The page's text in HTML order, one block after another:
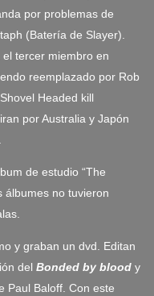
por problemas de
(Batería de Slayer).
tercer miembro en
reemplazado por Rob
Headed kill
por Australia y Japón
de estudio “The
álbumes no tuvieron
y graban un dvd. Editan
del Bonded by blood y
Paul Baloff. Con este